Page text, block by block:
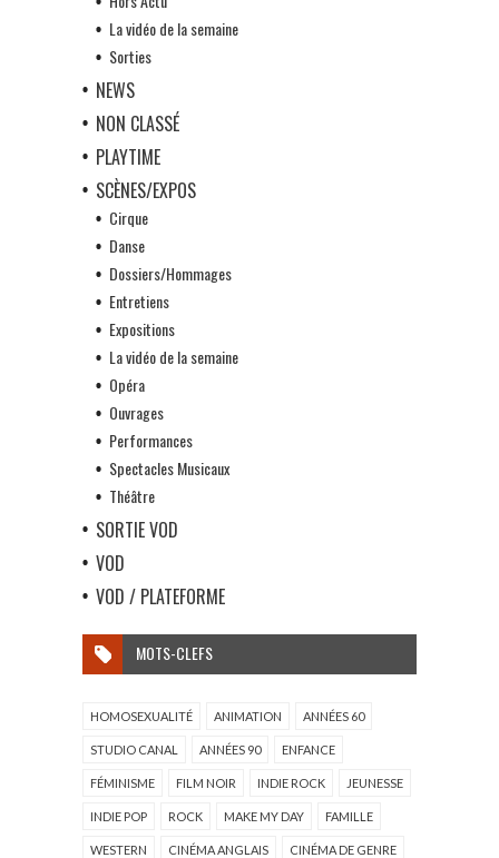
La vidéo de la semaine
Sorties
NEWS
NON CLASSÉ
PLAYTIME
SCÈNES/EXPOS
Cirque
Danse
Dossiers/Hommages
Entretiens
Expositions
La vidéo de la semaine
Opéra
Ouvrages
Performances
Spectacles Musicaux
Théâtre
SORTIE VOD
VOD
VOD / PLATEFORME
MOTS-CLEFS
HOMOSEXUALITÉ ANIMATION ANNÉES 60
STUDIO CANAL ANNÉES 90 ENFANCE
FÉMINISME FILM NOIR INDIE ROCK JEUNESSE
INDIE POP ROCK MAKE MY DAY FAMILLE
WESTERN CINÉMA ANGLAIS CINÉMA DE GENRE